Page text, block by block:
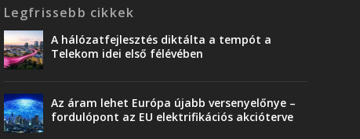
Legfrissebb cikkek
A hálózatfejlesztés diktálta a tempót a
Telekom idei első félévében
Az áram lehet Európa újabb versenyelőnye –
fordulópont az EU elektrifikációs akcióterve